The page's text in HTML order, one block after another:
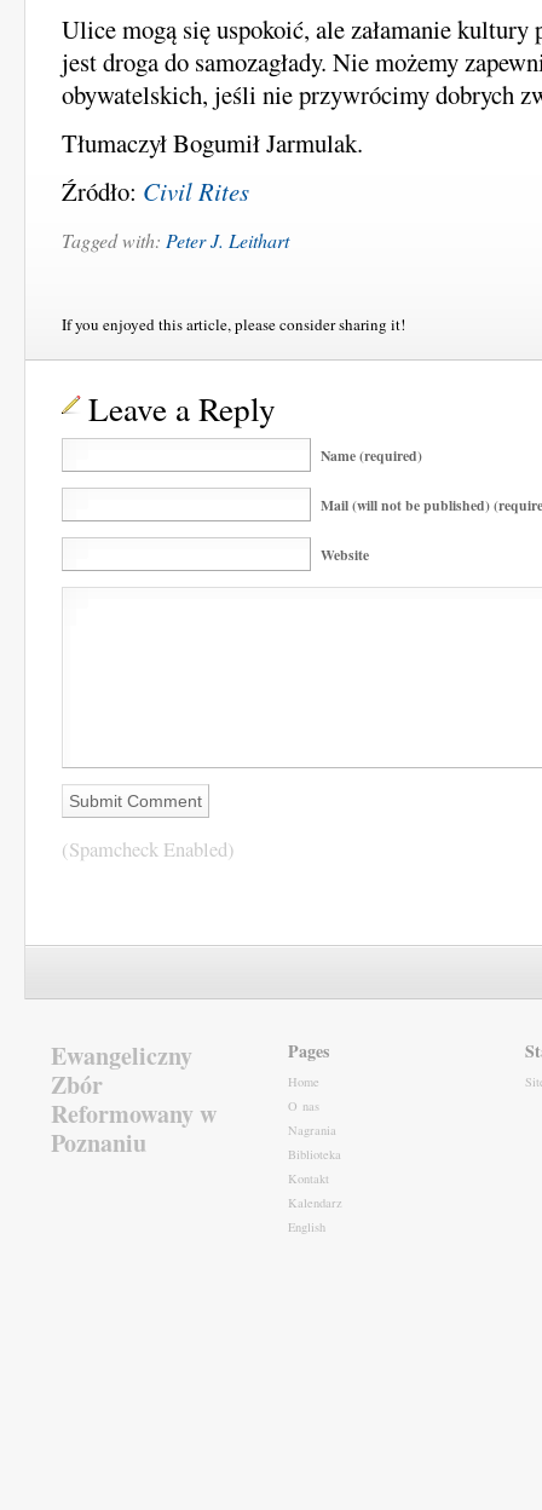
Ulice mogą się uspokoić, ale załamanie kultury
jest droga do samozagłady. Nie możemy
obywatelskich, jeśli nie przywrócimy dobrych
Tłumaczył Bogumił Jarmulak.
Źródło: Civil Rites
Tagged with: Peter J. Leithart
If you enjoyed this article, please consider sharing it!
Leave a Reply
Name (required)
Mail (will not be published)
Website
(Spamcheck Enabled)
Ewangeliczny
Zbór
Reformowany w
Poznaniu
Pages
Home
O nas
Nagrania
Biblioteka
Kontakt
Kalendarz
English